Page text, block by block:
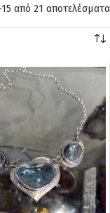
από 21 αποτελέσματα